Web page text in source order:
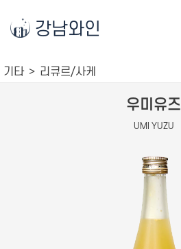
강남와인
기타 리큐르/사케
우미유즈
UMI YUZU